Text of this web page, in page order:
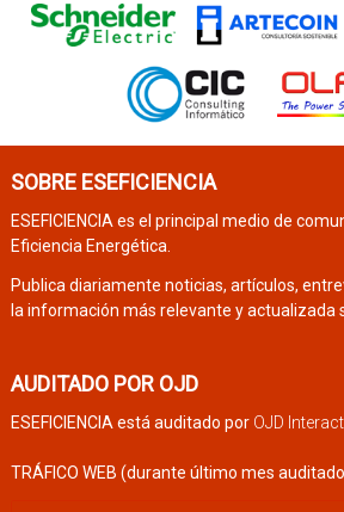
SOBRE ESEFICIENCIA
ESEFICIENCIA es el principal medio de
Eficiencia Energética.
Publica diariamente noticias, artículos,
la información más relevante y actualizada
AUDITADO POR OJD
ESEFICIENCIA está auditado por OJD
TRÁFICO WEB (durante último mes